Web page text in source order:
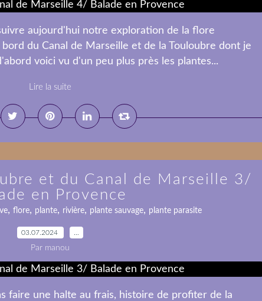
aujourd'hui notre exploration de la flore
du Canal de Marseille et de la Touloubre dont je
voici vu d'un peu plus près les plantes...
Lire la suite
et du Canal de Marseille 3/
en Provence
, flore, plante, rivière, plante sauvage, plante parasite
03.07.2024
Par manou
faire une halte au frais, histoire de profiter de la